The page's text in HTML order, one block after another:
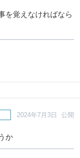
を覚えなければなら
2024年7月3日 公開
か